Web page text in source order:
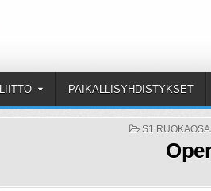
LIITTO PAIKALLISYHDISTYKSET
POSTED
S1